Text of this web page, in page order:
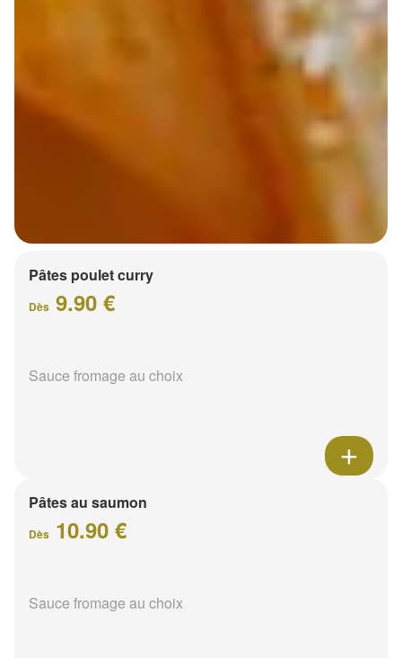
Pâtes poulet curry
Dès 9.90 €
Sauce fromage au choix
Pâtes au saumon
Dès 10.90 €
Sauce fromage au choix